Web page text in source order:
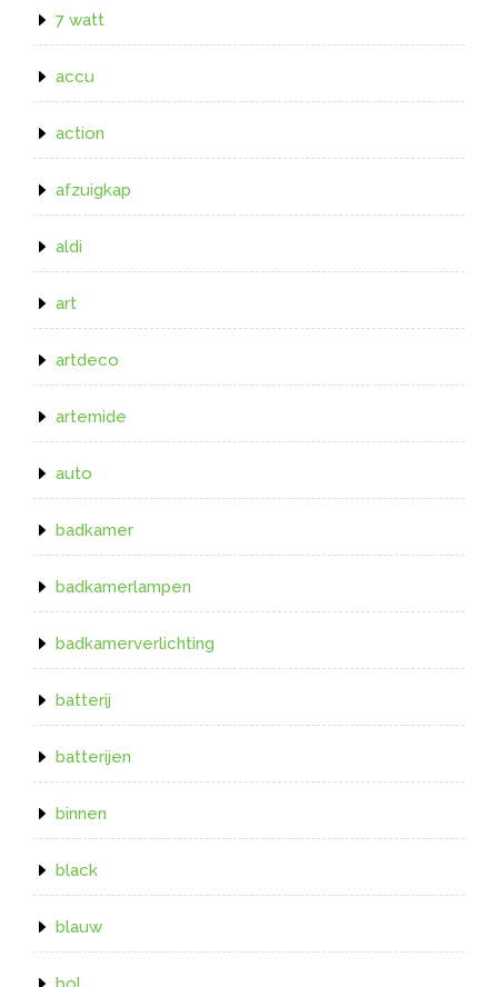
7 watt
accu
action
afzuigkap
aldi
art
artdeco
artemide
auto
badkamer
badkamerlampen
badkamerverlichting
batterij
batterijen
binnen
black
blauw